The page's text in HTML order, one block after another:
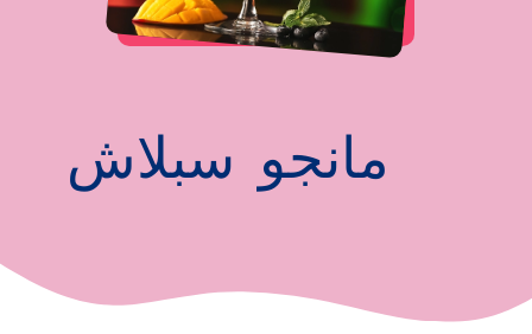
مانجو سبلاش